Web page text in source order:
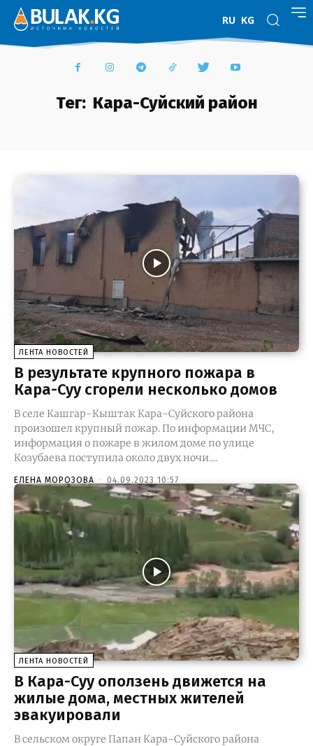
RU KG
Тег: Кара-Суйский район
ЛЕНТА НОВОСТЕЙ
В результате крупного пожара в
Кара-Суу сгорели несколько домов
В селе Кашгар-Кыштак Кара-Суйского района
произошел крупный пожар. По информации МЧС,
информация о пожаре в жилом доме по улице
Козубаева поступила около двух ночи....
ЕЛЕНА МОРОЗОВА - 04.09.2023 10:57
ЛЕНТА НОВОСТЕЙ
В Кара-Суу оползень движется на
жилые дома, местных жителей
эвакуировали
В сельском округе Папан Кара-Суйского района